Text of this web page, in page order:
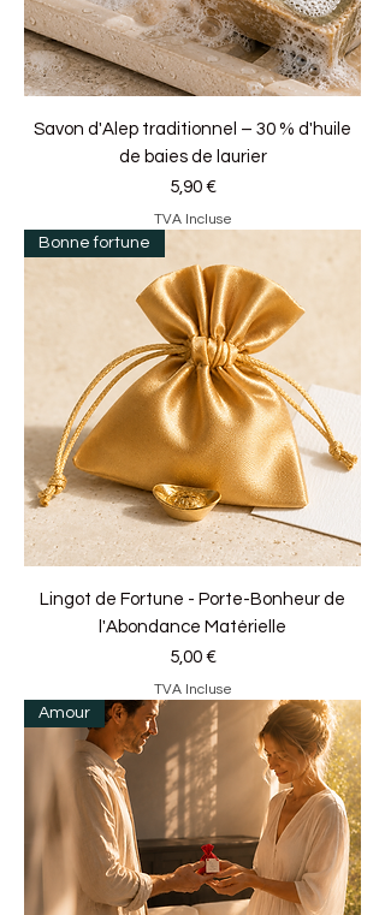
Savon d'Alep traditionnel – 30 % d'huile
de baies de laurier
Prix
5,90 €
TVA Incluse
Bonne fortune
Lingot de Fortune - Porte-Bonheur de
l'Abondance Matérielle
Prix
5,00 €
TVA Incluse
Amour